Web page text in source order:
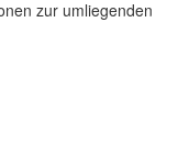
zur umliegenden